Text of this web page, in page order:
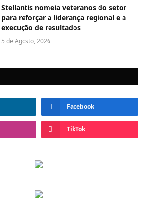
Stellantis nomeia veteranos do setor
para reforçar a liderança regional e a
execução de resultados
5 de Agosto, 2026
Facebook
TikTok